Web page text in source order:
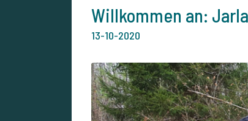
Willkommen an:
13-10-2020